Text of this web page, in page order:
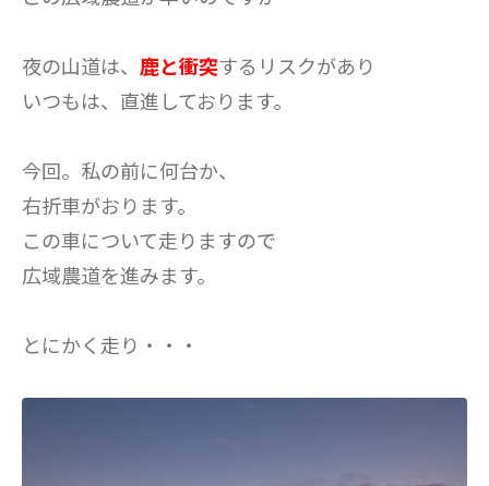
夜の山道は、 鹿と衝突するリスクがあり
いつもは、直進しております。
今回。私の前に何台か、
右折車がおります。
この車について走りますので
広域農道を進みます。
とにかく走り・・・